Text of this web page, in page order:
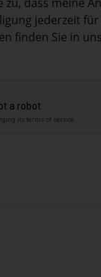
jederzeit
finden Sie in